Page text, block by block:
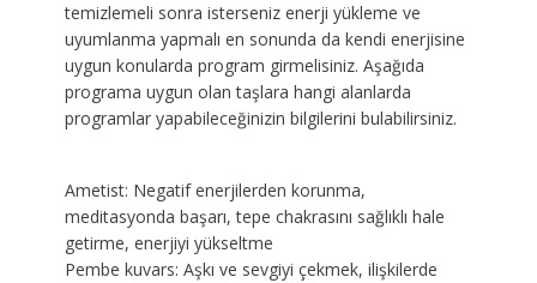
temizlemeli sonra isterseniz enerji yükleme ve
uyumlanma yapmalı en sonunda da kendi enerjisine
uygun konularda program girmelisiniz. Aşağıda
programa uygun olan taşlara hangi alanlarda
programlar yapabileceğinizin bilgilerini bulabilirsiniz.
Ametist: Negatif enerjilerden korunma,
meditasyonda başarı, tepe chakrasını sağlıklı hale
getirme, enerjiyi yükseltme
Pembe kuvars: Aşkı ve sevgiyi çekmek, ilişkilerde